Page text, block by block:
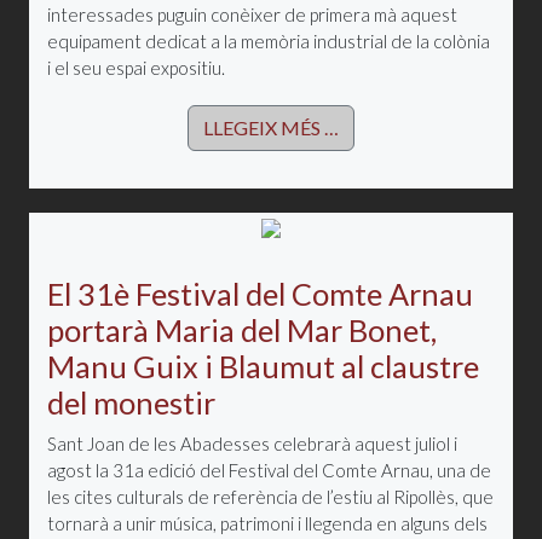
interessades puguin conèixer de primera mà aquest
equipament dedicat a la memòria industrial de la colònia
i el seu espai expositiu.
LLEGEIX MÉS …
El 31è Festival del Comte Arnau
portarà Maria del Mar Bonet,
Manu Guix i Blaumut al claustre
del monestir
Sant Joan de les Abadesses celebrarà aquest juliol i
agost la 31a edició del Festival del Comte Arnau, una de
les cites culturals de referència de l’estiu al Ripollès, que
tornarà a unir música, patrimoni i llegenda en alguns dels